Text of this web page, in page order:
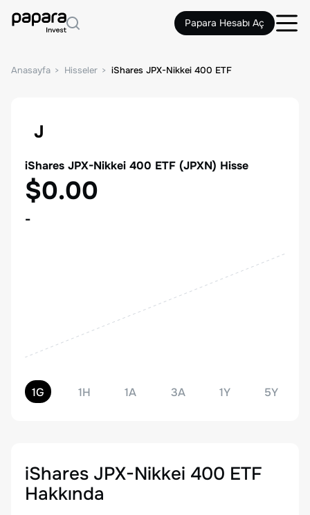
Papara Hesabı Aç
Anasayfa Hisseler iShares JPX-Nikkei 400 ETF
J
iShares JPX-Nikkei 400 ETF (JPXN) Hisse
$0.00
-
1G 1H 1A 3A 1Y 5Y
iShares JPX-Nikkei 400 ETF
Hakkında